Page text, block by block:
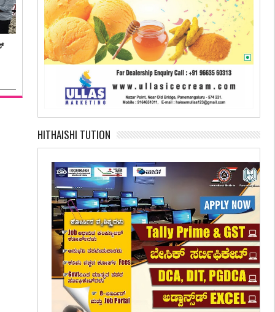
HITHAISHI TUTION